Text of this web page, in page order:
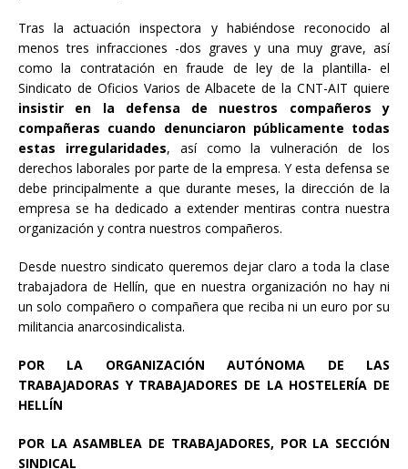
Tras la actuación inspectora y habiéndose reconocido al
menos tres infracciones -dos graves y una muy grave, así
como la contratación en fraude de ley de la plantilla- el
Sindicato de Oficios Varios de Albacete de la CNT-AIT quiere
insistir en la defensa de nuestros compañeros y
compañeras cuando denunciaron públicamente todas
estas irregularidades, así como la vulneración de los
derechos laborales por parte de la empresa. Y esta defensa se
debe principalmente a que durante meses, la dirección de la
empresa se ha dedicado a extender mentiras contra nuestra
organización y contra nuestros compañeros.
Desde nuestro sindicato queremos dejar claro a toda la clase
trabajadora de Hellín, que en nuestra organización no hay ni
un solo compañero o compañera que reciba ni un euro por su
militancia anarcosindicalista.
POR LA ORGANIZACIÓN AUTÓNOMA DE LAS
TRABAJADORAS Y TRABAJADORES DE LA HOSTELERÍA DE
HELLÍN
POR LA ASAMBLEA DE TRABAJADORES, POR LA SECCIÓN
SINDICAL